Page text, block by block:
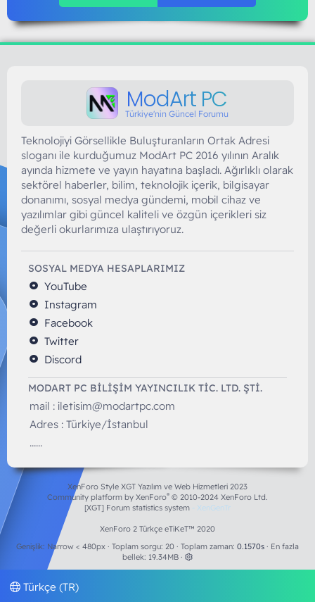
ModArt PC
Türkiye'nin Güncel Forumu
Teknolojiyi Görsellikle Buluşturanların Ortak Adresi
sloganı ile kurduğumuz ModArt PC 2016 yılının Aralık
ayında hizmete ve yayın hayatına başladı. Ağırlıklı olarak
sektörel haberler, bilim, teknolojik içerik, bilgisayar
donanımı, sosyal medya gündemi, mobil cihaz ve
yazılımlar gibi güncel kaliteli ve özgün içerikleri siz
değerli okurlarımıza ulaştırıyoruz.
SOSYAL MEDYA HESAPLARIMIZ
YouTube
Instagram
Facebook
Twitter
Discord
MODART PC BILIŞIM YAYINCILIK TİC. LTD. ŞTİ.
mail : iletisim@modartpc.com
Adres : Türkiye/İstanbul
......
XenForo Style XGT Yazılım ve Web Hizmetleri 2023
Community platform by XenForo® © 2010-2024 XenForo Ltd.
[XGT] Forum statistics system
- XenGenTr
XenForo 2 Türkçe eTiKeT™ 2020
Genişlik
Toplam sorgu 20 Toplam zaman 0.1570s
En fazla
bellek 19.34MB
Türkçe (TR)